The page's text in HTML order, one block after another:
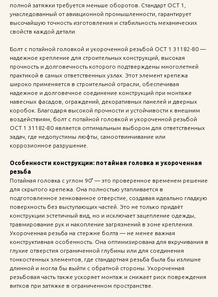
полной затяжки требуется меньше оборотов. Стандарт ОСТ 1,
унаследованный от авиационной промышленности, гарантирует
высочайшую точность изготовления и стабильность механических
свойств каждой детали.
Болт с потайной головкой и укороченной резьбой ОСТ 1 31182-80 —
надежное крепление для строительных конструкций, высокая
прочность и долговечность которого подтверждены многолетней
практикой в самых ответственных узлах. Этот элемент крепежа
широко применяется в строительной отрасли, обеспечивая
надежное и долговечное соединение конструкций при монтаже
навесных фасадов, ограждений, декоративных панелей и дверных
коробок. Благодаря высокой прочности и устойчивости к внешним
воздействиям, болт с потайной головкой и укороченной резьбой
ОСТ 1 31182-80 является оптимальным выбором для ответственных
задач, где недопустимы люфты, самоотвинчивание или
коррозионное разрушение.
Особенности конструкции: потайная головка и укороченная
резьба
Потайная головка с углом 90° — это проверенное временем решение
для скрытого крепежа. Она полностью утапливается в
подготовленное зенкованное отверстие, создавая идеально гладкую
поверхность без выступающих частей. Это не только придаёт
конструкции эстетичный вид, но и исключает зацепление одежды,
травмирование рук и накопление загрязнений в зоне крепления.
Укороченная резьба на стержне болта — не менее важная
конструктивная особенность. Она оптимизирована для вкручивания в
глухие отверстия ограниченной глубины или для соединения
тонкостенных элементов, где стандартная резьба была бы излишне
длинной и могла бы выйти с обратной стороны. Укороченная
резьбовая часть также ускоряет монтаж и снижает риск повреждения
витков при затяжке в ограниченном пространстве.